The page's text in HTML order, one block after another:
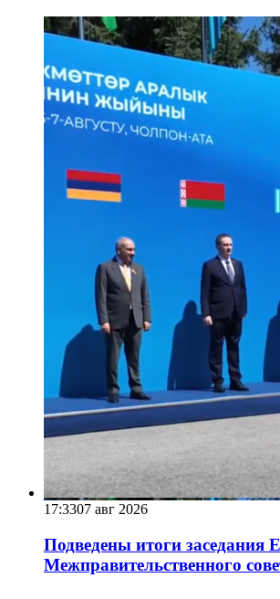
17:3307 авг 2026
Подведены итоги заседания
Межправительственного